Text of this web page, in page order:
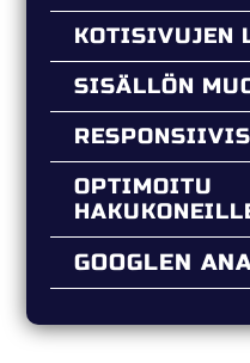
KOTISIVUJEN
SISÄLLÖN
OPTIMOITU
GOOGLEN